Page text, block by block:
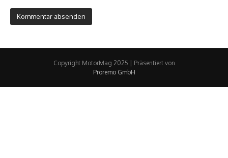
Copyright MotorMag 2025 | Präsentiert von
Proremo GmbH